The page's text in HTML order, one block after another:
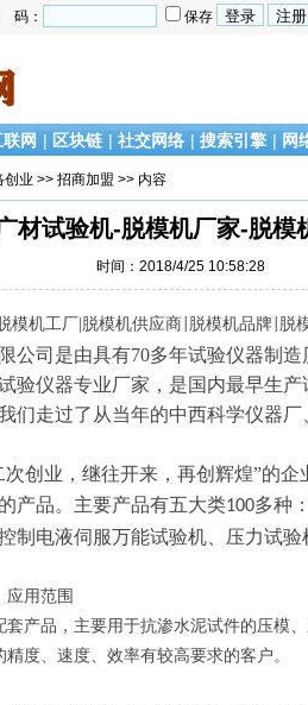
码： 保存
网 | 区块链 | 社交网络 | 搜索引擎 | 网
创业 >> 招商加盟 >> 内容
材试验机-脱模机厂家-脱模
时间：2018/4/25 10:58:28
模机工厂 脱模机供应商 脱模机品牌 脱
公司是由具有70多年试验仪器制
验仪器专业厂家，是国内最早生
们走过了从当年的中西科学仪器
次创业，继往开来，再创辉煌”的
产品。主要产品有五大类100多种
制电液伺服万能试验机、压力试
应用范围
套产品 ， 主要用于抗渗水泥试件的压模
度、速度、效率有较高要求的客户。